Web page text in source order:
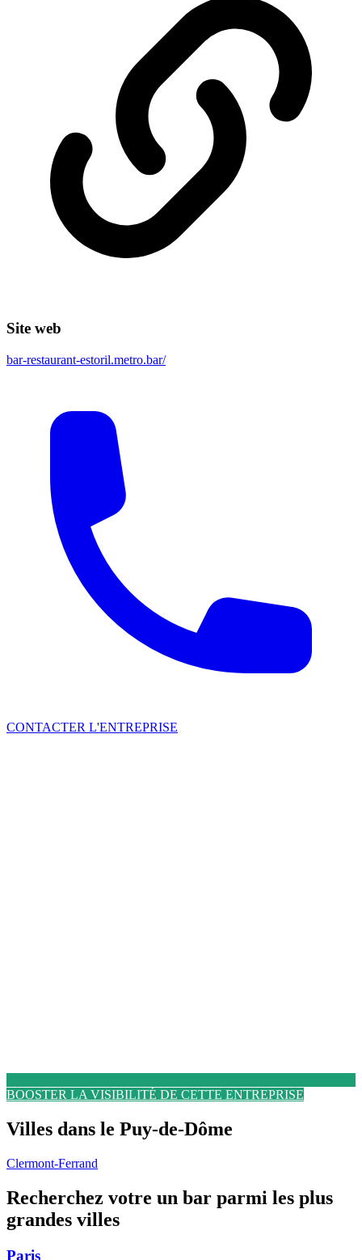
Site web
bar-restaurant-estoril.metro.bar/
CONTACTER L'ENTREPRISE
BOOSTER LA VISIBILITÉ DE CETTE ENTREPRISE
Villes dans le Puy-de-Dôme
Clermont-Ferrand
Recherchez votre un bar parmi les plus
grandes villes
Paris